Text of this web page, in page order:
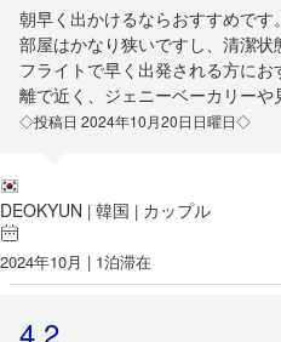
朝早く出かけるならおすすめです。
部屋はかなり狭いですし、清潔
フライトで早く出発される方に
離で近く、ジェニーベーカリーや
◇投稿日 2024年10月20日日曜日◇
DEOKYUN | 韓国 | カップル
2024年10月 | 1泊滞在
4.2